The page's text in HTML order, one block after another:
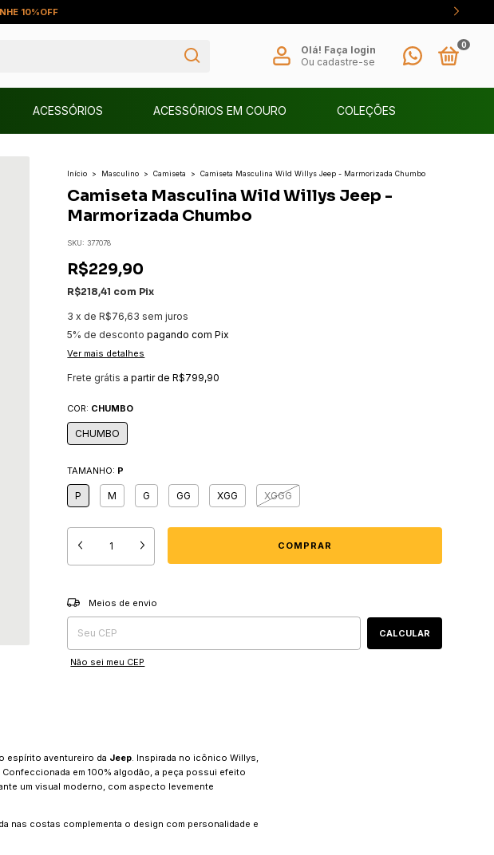
VIA PIX
Olá! Faça login
Ou cadastre-se
0
ACESSÓRIOS ACESSÓRIOS EM COURO COLEÇÕES
Início > Masculino > Camiseta > Camiseta Masculina Wild Willys Jeep - Marmorizada Chumbo
Camiseta Masculina Wild Willys Jeep -
Marmorizada Chumbo
SKU: 377078
R$229,90
R$218,41 com Pix
3 x deR$76,63 sem juros
5% de desconto pagando com Pix
Ver mais detalhes
Frete grátis a partir deR$799,90
COR: CHUMBO
CHUMBO
TAMANHO: P
P M G GG XGG XGGG
Entregas para o CEP:
Meios de envio
CALCULAR
Não sei meu CEP
espírito aventureiro da Jeep. Inspirada no icônico Willys,
em 100% algodão, a peça possui efeito
um visual moderno, com aspecto levemente
nas costas complementa o design com personalidade e